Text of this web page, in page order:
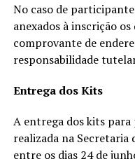
No caso de
anexados à inscrição
comprovante de
responsabilidade
Entrega dos Kits
A entrega dos kits
realizada na Secretaria
entre os dias 24 de